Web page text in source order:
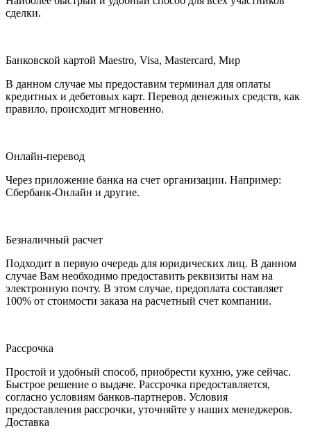
сделки.
Банковской картой Maestro, Visa, Mastercard, Мир
В данном случае мы предоставим терминал для оплаты
кредитных и дебетовых карт. Перевод денежных средств, как
правило, происходит мгновенно.
Онлайн-перевод
Через приложение банка на счет организации. Например:
Сбербанк-Онлайн и другие.
Безналичный расчет
Подходит в первую очередь для юридических лиц. В данном
случае Вам необходимо предоставить реквизиты нам на
электронную почту. В этом случае, предоплата составляет
100% от стоимости заказа на расчетный счет компании.
Рассрочка
Простой и удобный способ, приобрести кухню, уже сейчас.
Быстрое решение о выдаче. Рассрочка предоставляется,
согласно условиям банков-партнеров. Условия
предоставления рассрочки, уточняйте у наших менеджеров.
Доставка